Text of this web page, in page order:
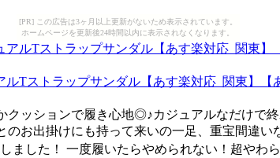
[PR] この広告は3ヶ月以上更新がないため表示されています。
ホームページを更新後24時間以内に表示されなくなります。
Tストラップサンダル【あす楽対応_関東】
ッションで履き心地◎♪カジュアルなだけで
お出掛けにも持って来いの一足、重宝間違
賞しました！ 一度履いたらやめられない